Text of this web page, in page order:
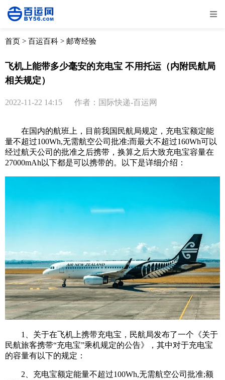
全部 物流资讯
首页 > 百运百科 > 邮寄经验
飞机上能带多少毫安的充电宝 不用托运（内附民航局
相关规定）
2022-11-22 14:15 作者：国际快递-百运网
在国内的航班上，目前我国民航局规定，充电宝额定能
量不超过100Wh,无需航空公司批准;而最大不超过160Wh可以
经过航天公司的批准之后携带，换算之后大致充电宝容量在
27000mAh以下都是可以携带的。以下是详细介绍：
1、关于在飞机上携带充电宝，民航局发布了一个《关于
民航旅客携带“充电宝”乘机规定的公告》，其中对于充电宝
的容量有以下的规定：
2、充电宝额定能量不超过100Wh,无需航空公司批准;额